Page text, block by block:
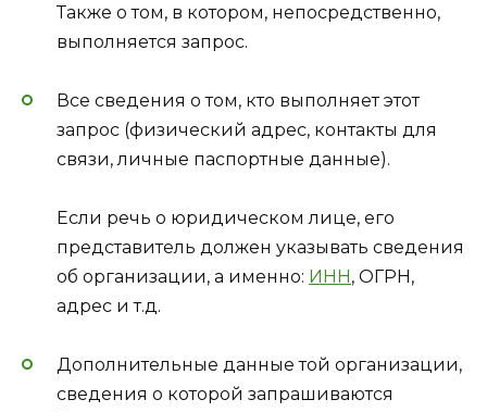
Также о том, в котором, непосредственно,
выполняется запрос.
Все сведения о том, кто выполняет этот
запрос (физический адрес, контакты для
связи, личные паспортные данные).
Если речь о юридическом лице, его
представитель должен указывать сведения
об организации, а именно: ИНН, ОГРН,
адрес и т.д.
Дополнительные данные той организации,
сведения о которой запрашиваются